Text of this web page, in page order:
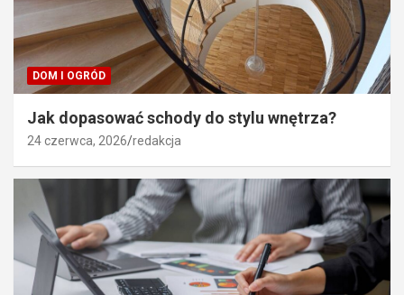
DOM I OGRÓD
Jak dopasować schody do stylu wnętrza?
24 czerwca, 2026 redakcja